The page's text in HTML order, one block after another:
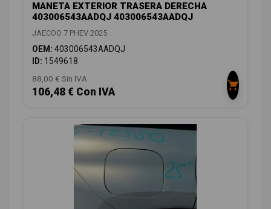
MANETA EXTERIOR TRASERA DERECHA
403006543AADQJ 403006543AADQJ
JAECOO 7 PHEV 2025
OEM: 403006543AADQJ
ID: 1549618
88,00 € Sin IVA
106,48 € Con IVA